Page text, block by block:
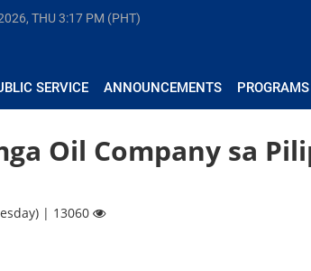
THU3:17 PM (PHT)
SERVICE ANNOUNCEMENTS PROGRAMS
Oil Company sa
| 13060